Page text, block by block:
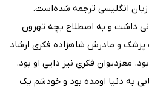
انگلیسی ترجمه شده‌است.
داشت و به اصطلاح بچه تهرون
و مادرش شاهزاده فکری ارشاد
معزدیوان فکری نیز دایی او بود.
به دنیا اومده بود و خودشم یک